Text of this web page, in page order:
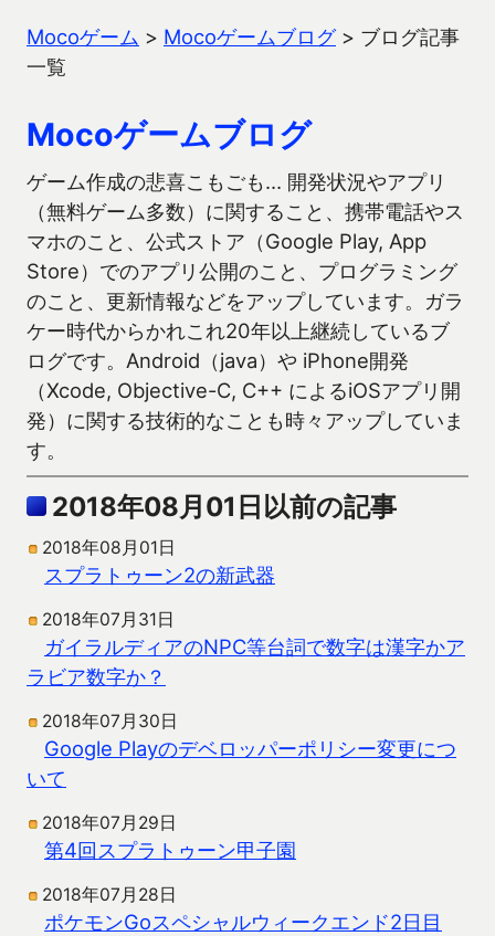
Mocoゲーム > Mocoゲームブログ> ブログ記事
一覧
Mocoゲームブログ
ゲーム作成の悲喜こもごも… 開発状況やアプリ
（無料ゲーム多数）に関すること、携帯電話やス
マホのこと、公式ストア（Google Play, App
Store）でのアプリ公開のこと、プログラミング
のこと、更新情報などをアップしています。ガラ
ケー時代からかれこれ20年以上継続しているブ
ログです。Android（java）や iPhone開発
（Xcode, Objective-C, C++ によるiOSアプリ開
発）に関する技術的なことも時々アップしていま
す。
2018年08月01日以前の記事
2018年08月01日
スプラトゥーン2の新武器
2018年07月31日
ガイラルディアのNPC等台詞で数字は漢字かア
ラビア数字か？
2018年07月30日
Google Playのデベロッパーポリシー変更につ
いて
2018年07月29日
第4回スプラトゥーン甲子園
2018年07月28日
ポケモンGoスペシャルウィークエンド2日目